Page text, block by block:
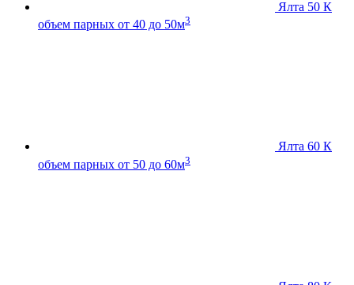
Ялта 50 К
объем парных от 40 до 50м3
Ялта 60 К
объем парных от 50 до 60м3